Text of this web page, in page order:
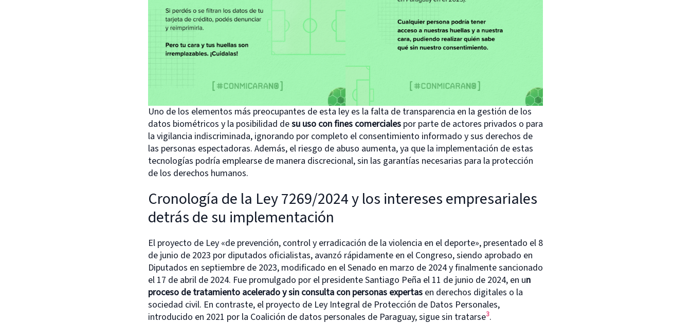
Uno de los elementos más preocupantes de esta ley es la falta de transparencia en la gestión de los
datos biométricos y la posibilidad desu uso con fines comerciales por parte de actores privados o para
la vigilancia indiscriminada, ignorando por completo el consentimiento informado y sus derechos de
las personas espectadoras. Además, el riesgo de abuso aumenta, ya que la implementación de estas
tecnologías podría emplearse de manera discrecional, sin las garantías necesarias para la protección
de los derechos humanos.
Cronología de la Ley 7269/2024 y los intereses empresariales
detrás de su implementación
El proyecto de Ley «de prevención, control y erradicación de la violencia en el deporte», presentado el 8
de junio de 2023 por diputados oficialistas, avanzó rápidamente en el Congreso, siendo aprobado en
Diputados en septiembre de 2023, modificado en el Senado en marzo de 2024 y finalmente sancionado
el 17 de abril de 2024. Fue promulgado por el presidente Santiago Peña el 11 de junio de 2024, en un
proceso de tratamiento acelerado y sin consulta con personas expertas en derechos digitales o la
sociedad civil. En contraste, el proyecto de Ley Integral de Protección de Datos Personales,
introducido en 2021 por la Coalición de datos personales de Paraguay, sigue sin tratarse3.